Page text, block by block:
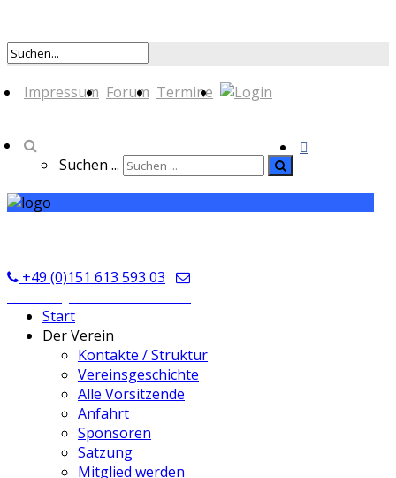
Impressum Forum Termine
Suchen ...
+49 (0)151 613 593 03
Start
Der Verein
Kontakte / Struktur
Vereinsgeschichte
Alle Vorsitzende
Anfahrt
Sponsoren
Satzung
Mitglied werden